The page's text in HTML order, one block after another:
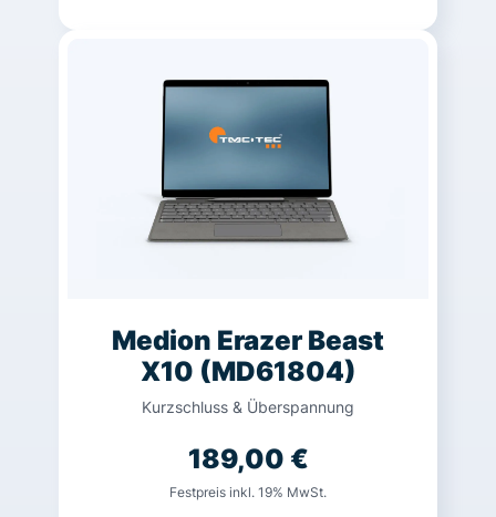
Medion Erazer Beast
X10 (MD61804)
Kurzschluss & Überspannung
189,00 €
Festpreis inkl. 19% MwSt.